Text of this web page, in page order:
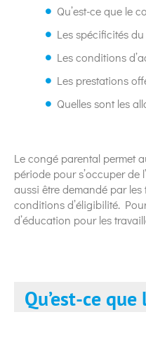
Qu’est-ce que le
Les spécificités
Les conditions
Les prestations
Quelles sont les
Le congé parental permet
période pour s’occuper de
aussi être demandé par
conditions d’éligibilité.
d’éducation pour les
Qu’est-ce